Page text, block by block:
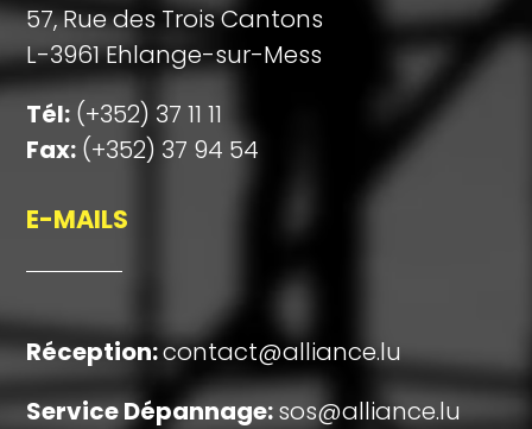
57, Rue des Trois Cantons
L-3961 Ehlange-sur-Mess
Tél: (+352) 37 11 11
Fax: (+352) 37 94 54
E-MAILS
Réception:contact@alliance.lu
Service Dépannage:sos@alliance.lu